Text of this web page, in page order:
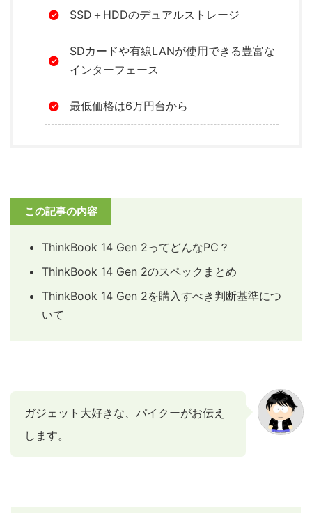
SSD＋HDDのデュアルストレージ
SDカードや有線LANが使用できる豊富な
インターフェース
最低価格は6万円台から
この記事の内容
ThinkBook 14 Gen 2ってどんなPC？
ThinkBook 14 Gen 2のスペックまとめ
ThinkBook 14 Gen 2を購入すべき判断基準につ
いて
ガジェット大好きな、パイクーがお伝え
します。